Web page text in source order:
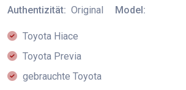
Authentizität: Original Model:
Toyota Hiace
Toyota Previa
gebrauchte Toyota